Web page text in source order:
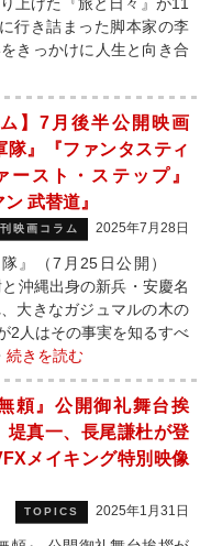
行き詰まった脚本家の李
きっかけに人生と向き合
ム】7月後半公開映画
隊』『ファンタスティ
ースト・ステップ』
武替道』
映画コラム 2025年7月28日
隊』（7月25日公開）
沖縄出身の新兵・安慶名
大きなガジュマルの木の
2人はその事実を知るすべ
続きを読む
頼』公開御礼舞台挨
真一、長尾謙杜が登
メイキング特別映像
TOPICS 2025年1月31日